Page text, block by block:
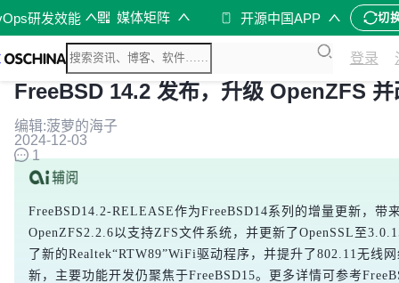
研发效能 媒体矩阵 开源中国APP 切
登录
FreeBSD 14.2 发布，升级 OpenZFS
编辑:菠萝的海子
2024-12-03
1
FreeBSD14.2-RELEASE作为FreeBSD14系列的增量更新，
OpenZFS2.2.6以支持ZFS文件系统，并更新了OpenSSL至
了新的Realtek“RTW89”WiFi驱动程序，并提升了802.11无
新，主要功能开发仍聚焦于FreeBSD15。更多详情可参考